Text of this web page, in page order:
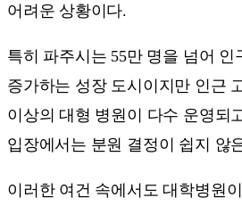
어려운 상황이다.
특히 파주시는 55만 명을 넘어 인
증가하는 성장 도시이지만 인근
이상의 대형 병원이 다수 운영되
입장에서는 분원 결정이 쉽지 않
이러한 여건 속에서도 대학병원